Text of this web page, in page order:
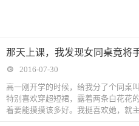
那天上课，我发现女同桌竟将
2016-07-30
高一刚开学的时候，给我分了个同桌
特别喜欢穿超短裙，露着两条白花花
着要能摸摸该多好。我挺喜欢她，就